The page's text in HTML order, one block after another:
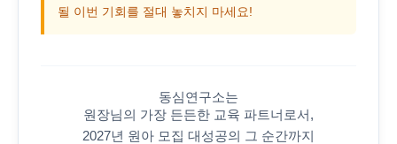
될 이번 기회를 절대 놓치지 마세요!
동심연구소는
원장님의 가장 든든한 교육 파트너로서,
2027년 원아 모집 대성공의 그 순간까지